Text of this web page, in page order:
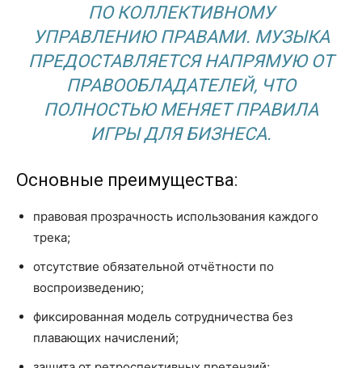
ПО КОЛЛЕКТИВНОМУ
УПРАВЛЕНИЮ ПРАВАМИ. МУЗЫКА
ПРЕДОСТАВЛЯЕТСЯ НАПРЯМУЮ ОТ
ПРАВООБЛАДАТЕЛЕЙ, ЧТО
ПОЛНОСТЬЮ МЕНЯЕТ ПРАВИЛА
ИГРЫ ДЛЯ БИЗНЕСА.
Основные преимущества:
правовая прозрачность использования каждого
трека;
отсутствие обязательной отчётности по
воспроизведению;
фиксированная модель сотрудничества без
плавающих начислений;